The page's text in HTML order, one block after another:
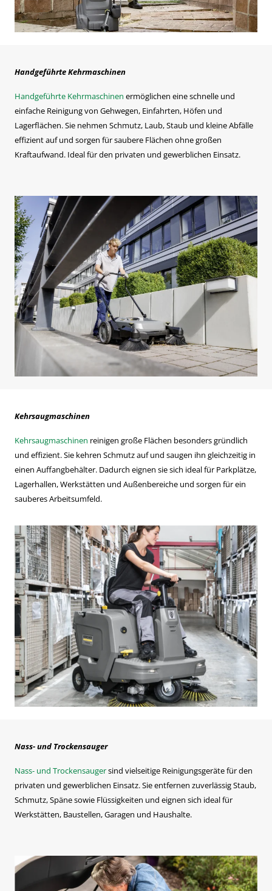
Handgeführte Kehrmaschinen
Handgeführte Kehrmaschinen ermöglichen eine schnelle und
einfache Reinigung von Gehwegen, Einfahrten, Höfen und
Lagerflächen. Sie nehmen Schmutz, Laub, Staub und kleine Abfälle
effizient auf und sorgen für saubere Flächen ohne großen
Kraftaufwand. Ideal für den privaten und gewerblichen Einsatz.
Kehrsaugmaschinen
Kehrsaugmaschinen reinigen große Flächen besonders gründlich
und effizient. Sie kehren Schmutz auf und saugen ihn gleichzeitig in
einen Auffangbehälter. Dadurch eignen sie sich ideal für Parkplätze,
Lagerhallen, Werkstätten und Außenbereiche und sorgen für ein
sauberes Arbeitsumfeld.
Nass- und Trockensauger
Nass- und Trockensaugersind vielseitige Reinigungsgeräte für den
privaten und gewerblichen Einsatz. Sie entfernen zuverlässig Staub,
Schmutz, Späne sowie Flüssigkeiten und eignen sich ideal für
Werkstätten, Baustellen, Garagen und Haushalte.